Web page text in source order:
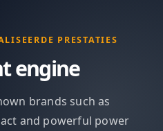
PRESTATIES
engine
brands such as
and powerful power